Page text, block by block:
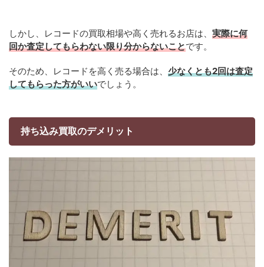
しかし、レコードの買取相場や高く売れるお店は、 実際に何
回か査定してもらわない限り分からないことです。
そのため、レコードを高く売る場合は、 少なくとも2回は査定
してもらった方がいいでしょう。
持ち込み買取のデメリット